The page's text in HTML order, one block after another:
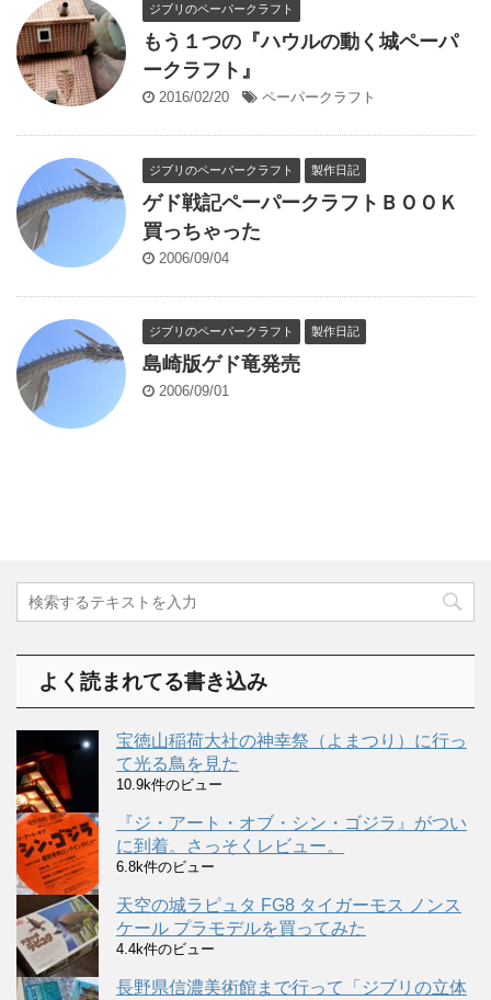
ジブリのペーパークラフト
もう１つの『ハウルの動く城ペーパ
ークラフト』
2016/02/20 ペーパークラフト
ジブリのペーパークラフト 製作日記
ゲド戦記ペーパークラフトＢＯＯＫ
買っちゃった
2006/09/04
ジブリのペーパークラフト 製作日記
島崎版ゲド竜発売
2006/09/01
よく読まれてる書き込み
宝徳山稲荷大社の神幸祭（よまつり）に行っ
て光る鳥を見た
10.9k件のビュー
『ジ・アート・オブ・シン・ゴジラ』がつい
に到着。さっそくレビュー。
6.8k件のビュー
天空の城ラピュタ FG8 タイガーモス ノンス
ケール プラモデルを買ってみた
4.4k件のビュー
長野県信濃美術館まで行って「ジブリの立体